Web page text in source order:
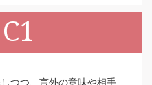
C1
つつ、言外の意味や相手